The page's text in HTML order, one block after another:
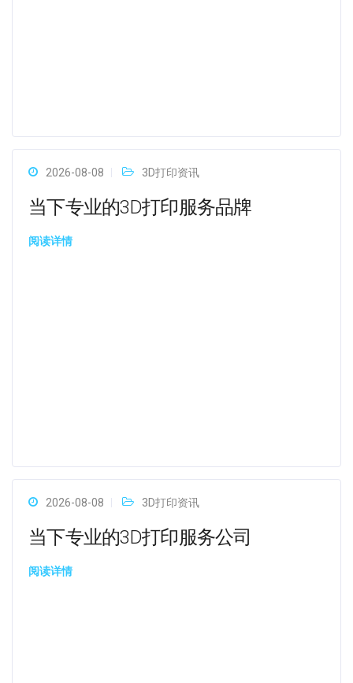
2026-08-08 3D打印资讯
当下专业的3D打印服务品牌
阅读详情
2026-08-08 3D打印资讯
当下专业的3D打印服务公司
阅读详情